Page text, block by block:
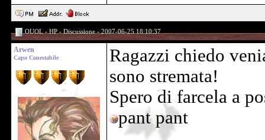
OUOL - HP - Discussione - 2007-06-25 18:10:37
Arwen
Capo Conestabile
Ragazzi chiedo
sono stremata!
Spero di farcela a
pant pant